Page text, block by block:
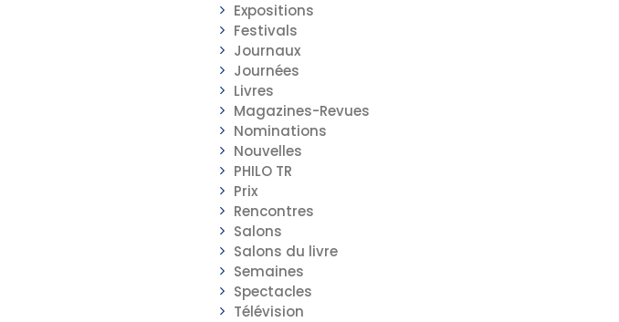
Expositions
Festivals
Journaux
Journées
Livres
Magazines-Revues
Nominations
Nouvelles
PHILO TR
Prix
Rencontres
Salons
Salons du livre
Semaines
Spectacles
Télévision